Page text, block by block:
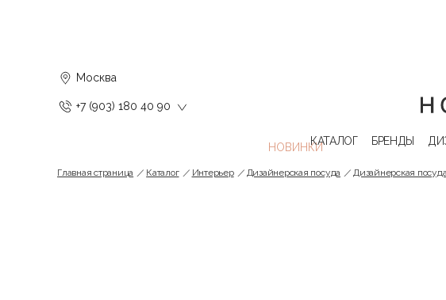
Москва
+7 (903) 180 40 90
КАТАЛОГ БРЕНДЫ
Главная страница Каталог Интерьер Дизайнерская посуда Дизайнерская